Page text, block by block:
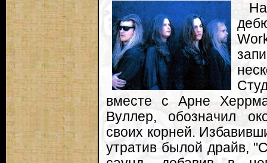
вместе с Арне
Вуллер, обозначил
своих корней.
утратив былой драйв,